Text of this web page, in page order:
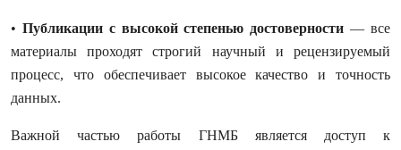
• Публикации с высокой степенью достоверности — все
материалы проходят строгий научный и рецензируемый
процесс, что обеспечивает высокое качество и точность
данных.
Важной частью работы ГНМБ является доступ к